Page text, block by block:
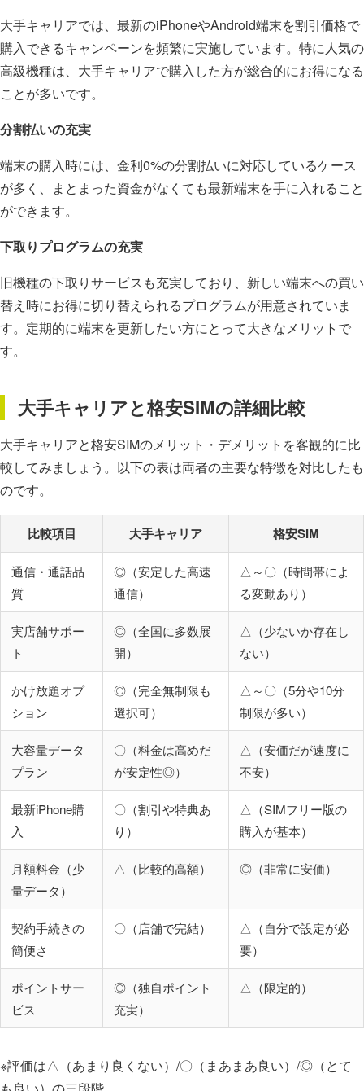
大手キャリアでは、最新のiPhoneやAndroid端末を割引価格で
購入できるキャンペーンを頻繁に実施しています。特に人気の
高級機種は、大手キャリアで購入した方が総合的にお得になる
ことが多いです。
分割払いの充実
端末の購入時には、金利0%の分割払いに対応しているケース
が多く、まとまった資金がなくても最新端末を手に入れること
ができます。
下取りプログラムの充実
旧機種の下取りサービスも充実しており、新しい端末への買い
替え時にお得に切り替えられるプログラムが用意されていま
す。定期的に端末を更新したい方にとって大きなメリットで
す。
大手キャリアと格安SIMの詳細比較
大手キャリアと格安SIMのメリット・デメリットを客観的に比
較してみましょう。以下の表は両者の主要な特徴を対比したも
のです。
比較項目 大手キャリア 格安SIM
通信・通話品
質
◎（安定した高速
通信）
△～〇（時間帯によ
る変動あり）
実店舗サポー
ト
◎（全国に多数展
開）
△（少ないか存在し
ない）
かけ放題オプ
ション
◎（完全無制限も
選択可）
△～〇（5分や10分
制限が多い）
大容量データ
プラン
〇（料金は高めだ
が安定性◎）
△（安価だが速度に
不安）
最新iPhone購
入
〇（割引や特典あ
り）
△（SIMフリー版の
購入が基本）
月額料金（少
量データ）
△（比較的高額） ◎（非常に安価）
契約手続きの
簡便さ
〇（店舗で完結）
△（自分で設定が必
要）
ポイントサー
ビス
◎（独自ポイント
充実）
△（限定的）
※評価は△（あまり良くない）/〇（まあまあ良い）/◎（とて